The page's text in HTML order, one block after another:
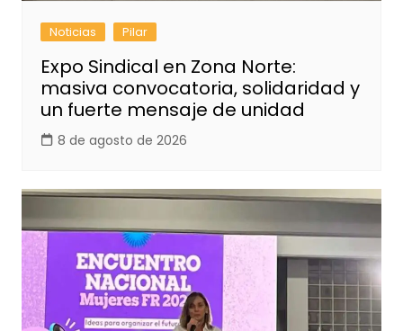
Noticias Pilar
Expo Sindical en Zona Norte:
masiva convocatoria, solidaridad y
un fuerte mensaje de unidad
8 de agosto de 2026